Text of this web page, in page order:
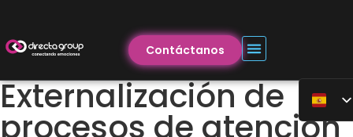
Contáctanos
Externalización de
procesos de atención